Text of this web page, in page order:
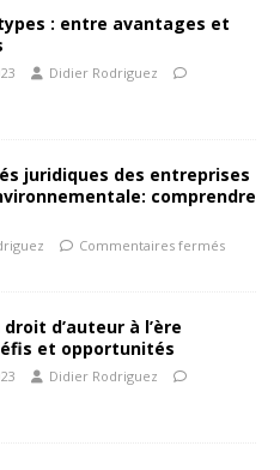
: entre avantages et
Didier Rodriguez
juridiques des entreprises
comprendre
Commentaires fermés
d’auteur à l’ère
et opportunités
Didier Rodriguez